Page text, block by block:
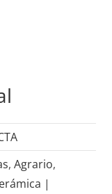
,Agrario,
|